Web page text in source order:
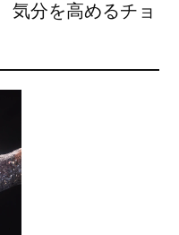
気分を高めるチョ